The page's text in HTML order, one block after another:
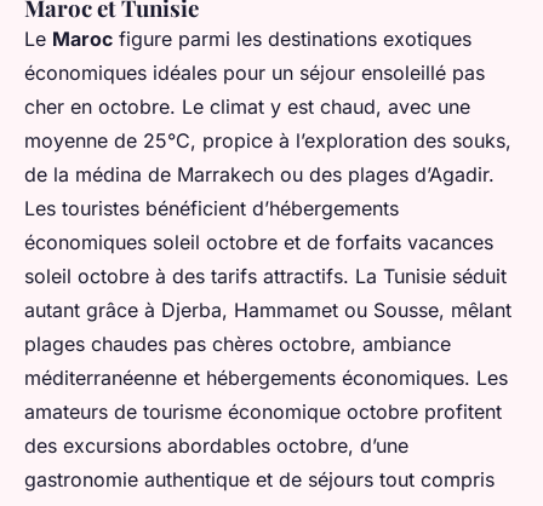
Maroc et Tunisie
Le Maroc figure parmi les destinations exotiques
économiques idéales pour un séjour ensoleillé pas
cher en octobre. Le climat y est chaud, avec une
moyenne de 25°C, propice à l’exploration des souks,
de la médina de Marrakech ou des plages d’Agadir.
Les touristes bénéficient d’hébergements
économiques soleil octobre et de forfaits vacances
soleil octobre à des tarifs attractifs. La Tunisie séduit
autant grâce à Djerba, Hammamet ou Sousse, mêlant
plages chaudes pas chères octobre, ambiance
méditerranéenne et hébergements économiques. Les
amateurs de tourisme économique octobre profitent
des excursions abordables octobre, d’une
gastronomie authentique et de séjours tout compris